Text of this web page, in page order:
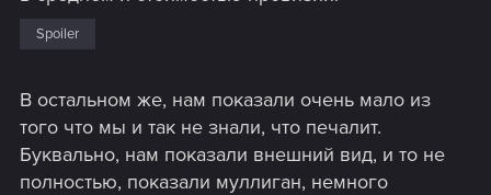
Spoiler
В остальном же, нам показали очень мало из
того что мы и так не знали, что печалит.
Буквально, нам показали внешний вид, и то не
полностью, показали муллиган, немного